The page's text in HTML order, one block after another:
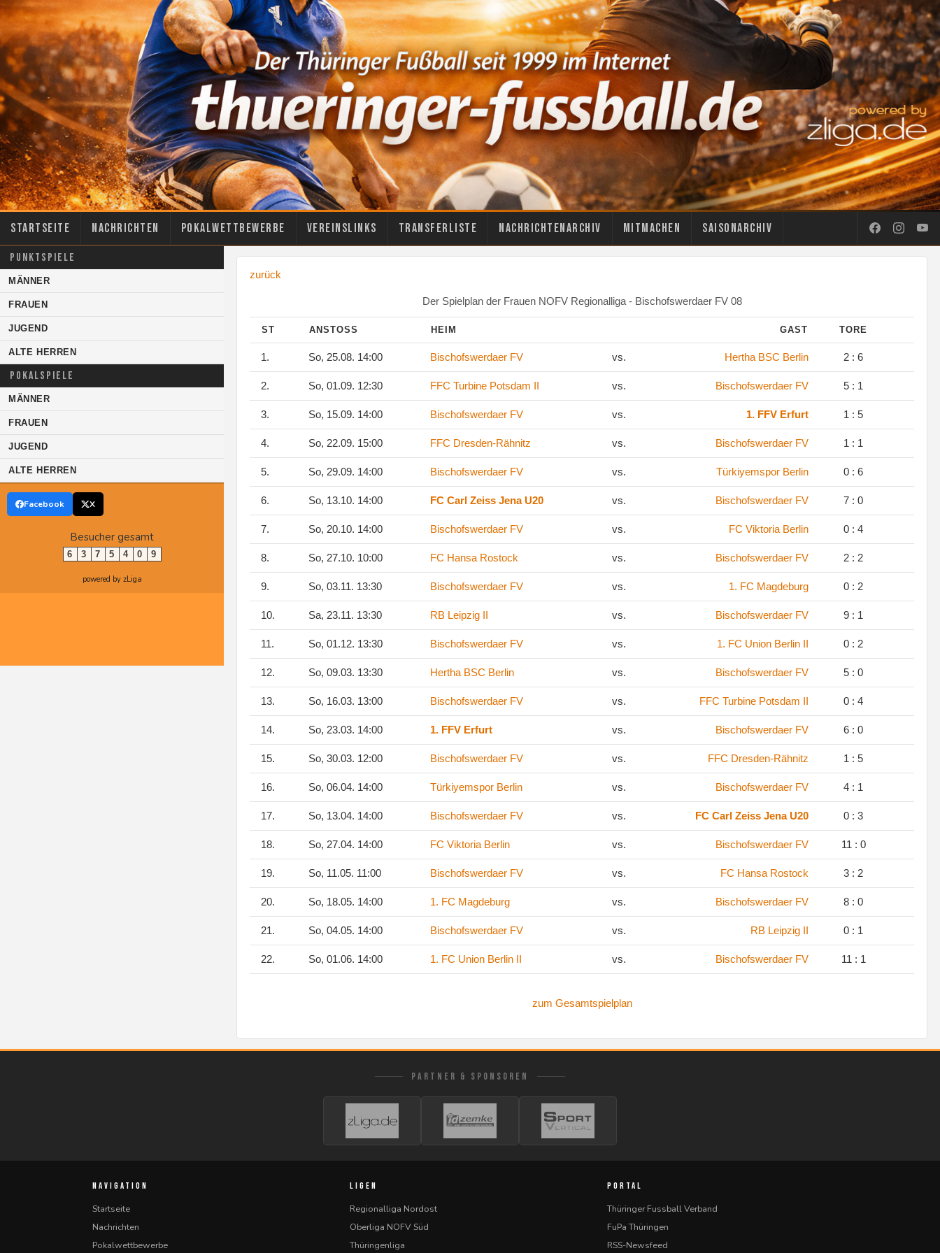
Startseite Nachrichten Pokalwettbewerbe Vereinslinks Transferliste Nachrichtenarchiv Mitmachen Saisonarchiv
PUNKTSPIELE
MÄNNER
FRAUEN
JUGEND
ALTE HERREN
POKALSPIELE
MÄNNER
FRAUEN
JUGEND
ALTE HERREN
Facebook X
Besucher gesamt
6 3 7 5 4 0 9
powered by zLiga
zurück
Der Spielplan der Frauen NOFV Regionalliga - Bischofswerdaer FV 08
ST ANSTOSS HEIM GAST TORE
1. So, 25.08. 14:00 Bischofswerdaer FV vs. Hertha BSC Berlin 2 : 6
2. So, 01.09. 12:30 FFC Turbine Potsdam II vs. Bischofswerdaer FV 5 : 1
3. So, 15.09. 14:00 Bischofswerdaer FV vs. 1. FFV Erfurt 1 : 5
4. So, 22.09. 15:00 FFC Dresden-Rähnitz vs. Bischofswerdaer FV 1 : 1
5. So, 29.09. 14:00 Bischofswerdaer FV vs. Türkiyemspor Berlin 0 : 6
6. So, 13.10. 14:00 FC Carl Zeiss Jena U20 vs. Bischofswerdaer FV 7 : 0
7. So, 20.10. 14:00 Bischofswerdaer FV vs. FC Viktoria Berlin 0 : 4
8. So, 27.10. 10:00 FC Hansa Rostock vs. Bischofswerdaer FV 2 : 2
9. So, 03.11. 13:30 Bischofswerdaer FV vs. 1. FC Magdeburg 0 : 2
10. Sa, 23.11. 13:30 RB Leipzig II vs. Bischofswerdaer FV 9 : 1
11. So, 01.12. 13:30 Bischofswerdaer FV vs. 1. FC Union Berlin II 0 : 2
12. So, 09.03. 13:30 Hertha BSC Berlin vs. Bischofswerdaer FV 5 : 0
13. So, 16.03. 13:00 Bischofswerdaer FV vs. FFC Turbine Potsdam II 0 : 4
14. So, 23.03. 14:00 1. FFV Erfurt vs. Bischofswerdaer FV 6 : 0
15. So, 30.03. 12:00 Bischofswerdaer FV vs. FFC Dresden-Rähnitz 1 : 5
16. So, 06.04. 14:00 Türkiyemspor Berlin vs. Bischofswerdaer FV 4 : 1
17. So, 13.04. 14:00 Bischofswerdaer FV vs. FC Carl Zeiss Jena U20 0 : 3
18. So, 27.04. 14:00 FC Viktoria Berlin vs. Bischofswerdaer FV 11 : 0
19. So, 11.05. 11:00 Bischofswerdaer FV vs. FC Hansa Rostock 3 : 2
20. So, 18.05. 14:00 1. FC Magdeburg vs. Bischofswerdaer FV 8 : 0
21. So, 04.05. 14:00 Bischofswerdaer FV vs. RB Leipzig II 0 : 1
22. So, 01.06. 14:00 1. FC Union Berlin II vs. Bischofswerdaer FV 11 : 1
zum Gesamtspielplan
PARTNER & SPONSOREN
NAVIGATION
Startseite
Nachrichten
Pokalwettbewerbe
LIGEN
Regionalliga Nordost
Oberliga NOFV Süd
Thüringenliga
PORTAL
Thüringer Fussball Verband
FuPa Thüringen
RSS-Newsfeed